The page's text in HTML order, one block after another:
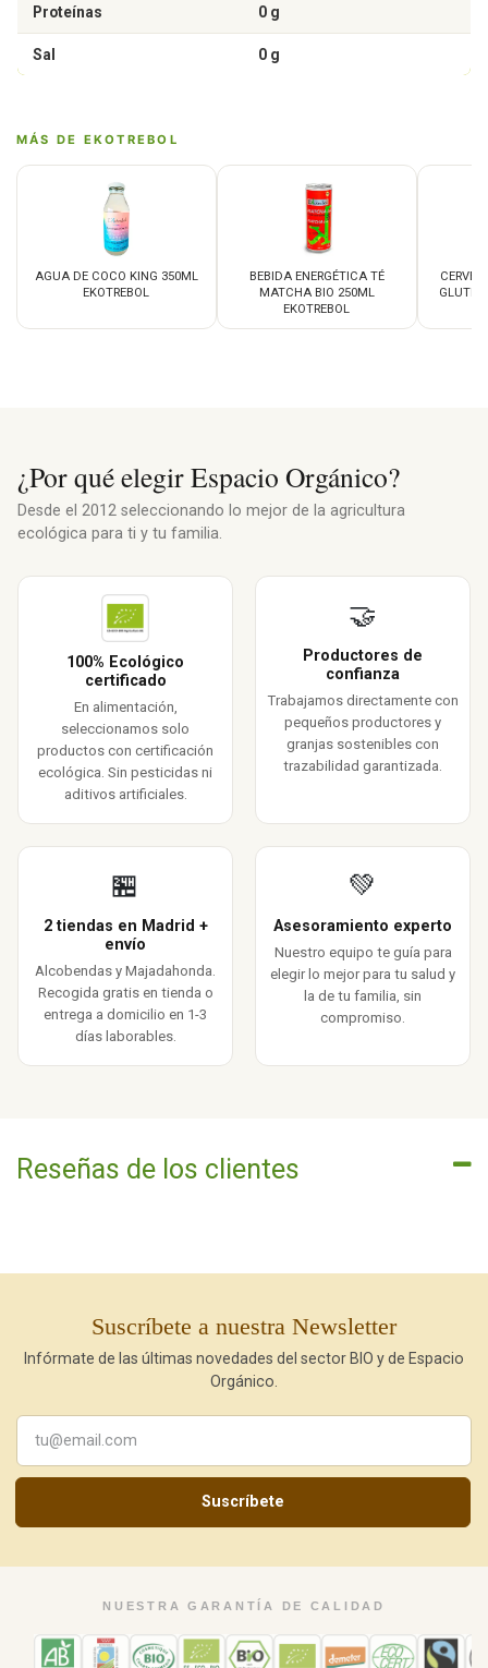
Proteínas 0 g
Sal 0 g
MÁS DE EKOTREBOL
AGUA DE COCO KING 350ML
EKOTREBOL
BEBIDA ENERGÉTICA TÉ
MATCHA BIO 250ML
EKOTREBOL
¿Por qué elegir Espacio Orgánico?
Desde el 2012 seleccionando lo mejor de la agricultura
ecológica para ti y tu familia.
100% Ecológico
certificado
En alimentación,
seleccionamos solo
productos con certificación
ecológica. Sin pesticidas ni
aditivos artificiales.
🤝
Productores de
confianza
Trabajamos directamente con
pequeños productores y
granjas sostenibles con
trazabilidad garantizada.
🏪
2 tiendas en Madrid +
envío
Alcobendas y Majadahonda.
Recogida gratis en tienda o
entrega a domicilio en 1-3
días laborables.
💚
Asesoramiento experto
Nuestro equipo te guía para
elegir lo mejor para tu salud y
la de tu familia, sin
compromiso.
Reseñas de los clientes
Suscríbete a nuestra Newsletter
Infórmate de las últimas novedades del sector BIO y de Espacio
Orgánico.
Suscríbete
NUESTRA GARANTÍA DE CALIDAD